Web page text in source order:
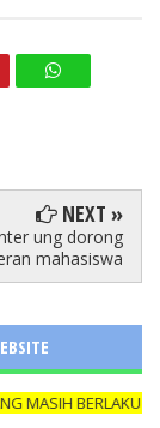
NEXT »
ung dorong
mahasiswa
BERLAKU DAN